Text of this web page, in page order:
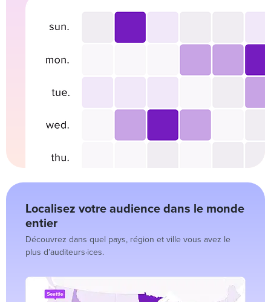
Localisez votre audience dans le monde
entier
Découvrez dans quel pays, région et ville vous avez le
plus d’auditeurs·ices.